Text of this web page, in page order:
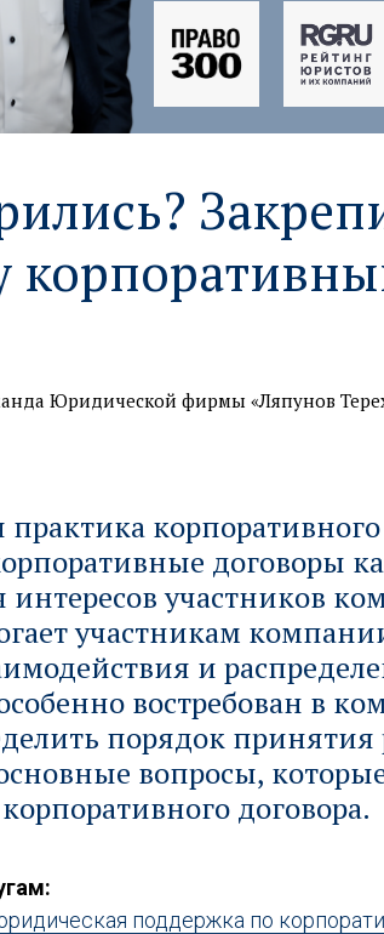
Юридической фирмы «Ляпунов
договоры
интересов участников
участникам
и
востребован в
порядок
вопросы,
договора.
поддержка по